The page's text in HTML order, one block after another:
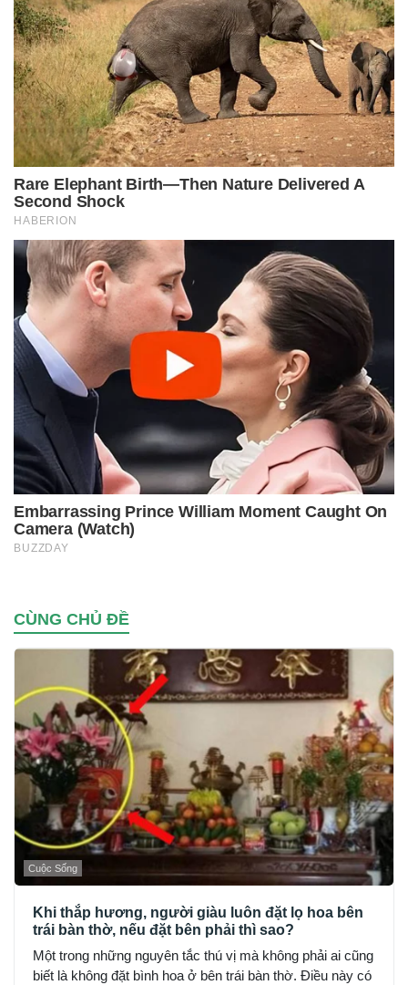
CÙNG CHỦ ĐỀ
Cuộc Sống
Khi thắp hương, người giàu luôn đặt lọ hoa bên
trái bàn thờ, nếu đặt bên phải thì sao?
Một trong những nguyên tắc thú vị mà không phải ai cũng
biết là không đặt bình hoa ở bên trái bàn thờ. Điều này có